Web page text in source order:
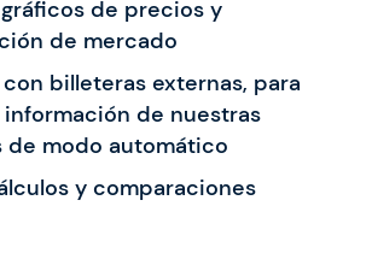
de precios y
de mercado
billeteras externas, para
información de nuestras
de modo automático
y comparaciones